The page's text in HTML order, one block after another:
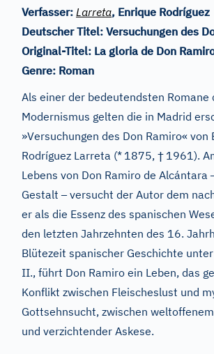
Verfasser: Larreta, Enrique Rodríguez
Deutscher Titel: Versuchungen des
Original-Titel: La gloria de Don
Genre: Roman
Als einer der bedeutendsten Romane
Modernismus gelten die in Madrid
»Versuchungen des Don Ramiro« von
Rodríguez Larreta (* 1875, † 1961).
Lebens von Don Ramiro de Alcántara
Gestalt–versucht der Autor dem
er als die Essenz des spanischen
den letzten Jahrzehnten des 16.
Blütezeit spanischer Geschichte
II., führt Don Ramiro ein Leben, das
Konflikt zwischen Fleischeslust und
Gottsehnsucht, zwischen
und verzichtender Askese.